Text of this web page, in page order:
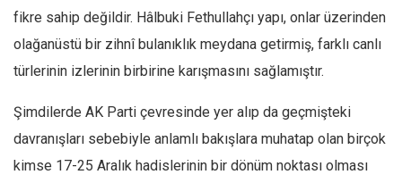
fikre sahip değildir. Hâlbuki Fethullahçı yapı, onlar üzerinden
olağanüstü bir zihnî bulanıklık meydana getirmiş, farklı canlı
türlerinin izlerinin birbirine karışmasını sağlamıştır.
Şimdilerde AK Parti çevresinde yer alıp da geçmişteki
davranışları sebebiyle anlamlı bakışlara muhatap olan birçok
kimse 17-25 Aralık hadislerinin bir dönüm noktası olması